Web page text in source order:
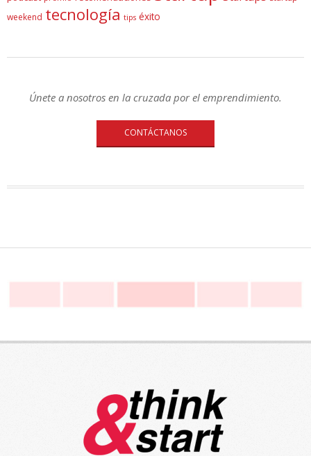
weekend tecnología tips éxito
Únete a nosotros en la cruzada por el emprendimiento.
CONTÁCTANOS